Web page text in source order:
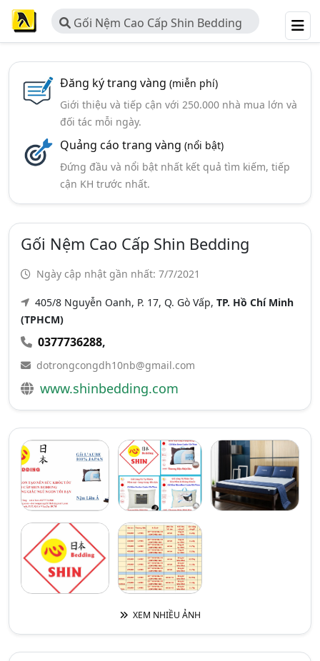
Gối Nệm Cao Cấp Shin Bedding
Đăng ký trang vàng (miễn phí)
Giới thiệu và tiếp cận với 250.000 nhà mua lớn và
đối tác mỗi ngày.
Quảng cáo trang vàng (nổi bật)
Đứng đầu và nổi bật nhất kết quả tìm kiếm, tiếp
cận KH trước nhất.
Gối Nệm Cao Cấp Shin Bedding
Ngày cập nhật gần nhất: 7/7/2021
405/8 Nguyễn Oanh, P. 17, Q. Gò Vấp, TP. Hồ Chí Minh
(TPHCM)
0377736288,
dotrongcongdh10nb@gmail.com
www.shinbedding.com
XEM NHIỀU ẢNH